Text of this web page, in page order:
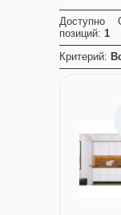
Доступно
позиций: 1
Критерий: